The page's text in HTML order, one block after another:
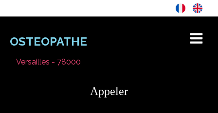
OSTEOPATHE
Versailles - 78000
Appeler